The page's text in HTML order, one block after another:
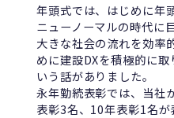
年頭式では、はじめに年
ニューノーマルの時代に
大きな社会の流れを効率
めに建設DXを積極的に
いう話がありました。
永年勤続表彰では、当社
表彰3名、10年表彰1名